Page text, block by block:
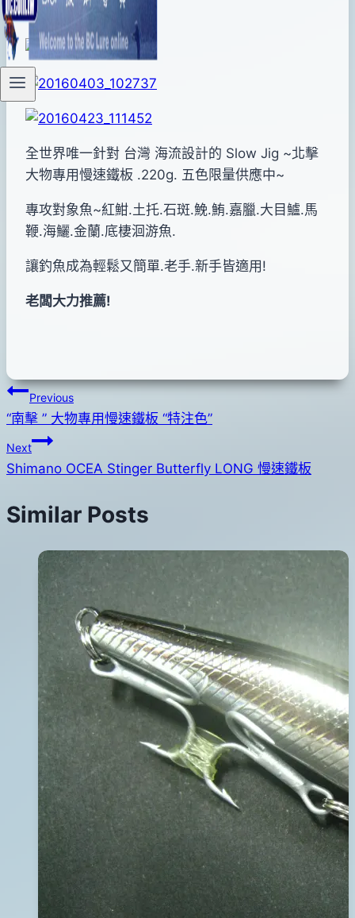
全世界唯一針對 台灣 海流設計的 Slow Jig ~北擊
大物專用慢速鐵板 .220g. 五色限量供應中~
專攻對象魚~紅魽.土托.石斑.鮸.鮪.嘉臘.大目鱸.馬
鞭.海鱺.金蘭.底棲洄游魚.
讓釣魚成為輕鬆又簡單.老手.新手皆適用!
老闆大力推薦!
文
章
導
Previous
“南擊 ” 大物專用慢速鐵板 “特注色”
Next
Shimano OCEA Stinger Butterfly LONG 慢速鐵板
Similar Posts